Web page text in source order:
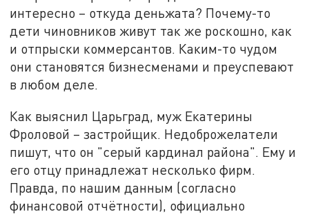
интересно – откуда деньжата? Почему-то
дети чиновников живут так же роскошно, как
и отпрыски коммерсантов. Каким-то чудом
они становятся бизнесменами и преуспевают
в любом деле.
Как выяснил Царьград, муж Екатерины
Фроловой – застройщик. Недоброжелатели
пишут, что он "серый кардинал района". Ему и
его отцу принадлежат несколько фирм.
Правда, по нашим данным (согласно
финансовой отчётности), официально